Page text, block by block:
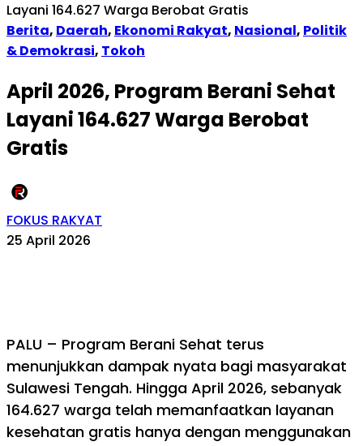
Layani 164.627 Warga Berobat Gratis
Berita, Daerah, Ekonomi Rakyat, Nasional, Politik
& Demokrasi, Tokoh
April 2026, Program Berani Sehat
Layani 164.627 Warga Berobat
Gratis
FOKUS RAKYAT
25 April 2026
PALU – Program Berani Sehat terus
menunjukkan dampak nyata bagi masyarakat
Sulawesi Tengah. Hingga April 2026, sebanyak
164.627 warga telah memanfaatkan layanan
kesehatan gratis hanya dengan menggunakan